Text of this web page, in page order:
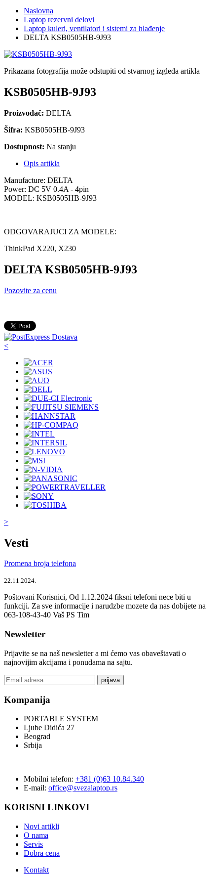
Naslovna
Laptop rezervni delovi
Laptop kuleri, ventilatori i sistemi za hlađenje
DELTA KSB0505HB-9J93
Prikazana fotografija može odstupiti od stvarnog izgleda artikla
KSB0505HB-9J93
Proizvođač: DELTA
Šifra: KSB0505HB-9J93
Dostupnost: Na stanju
Opis artikla
Manufacture: DELTA
Power: DC 5V 0.4A - 4pin
MODEL: KSB0505HB-9J93
ODGOVARAJUCI ZA MODELE:
ThinkPad X220, X230
DELTA KSB0505HB-9J93
Pozovite za cenu
<
>
Vesti
Promena broja telefona
22.11.2024.
Poštovani Korisnici, Od 1.12.2024 fiksni telefoni nece biti u
funkciji. Za sve informacije i narudzbe mozete da nas dobijete na
063-108-43-40 Vaš PS Tim
Newsletter
Prijavite se na naš newsletter a mi ćemo vas obaveštavati o
najnovijim akcijama i ponudama na sajtu.
prijava
Kompanija
PORTABLE SYSTEM
Ljube Didića 27
Beograd
Srbija
Mobilni telefon: +381 (0)63 10.84.340
E-mail: office@svezalaptop.rs
KORISNI LINKOVI
Novi artikli
O nama
Servis
Dobra cena
Kontakt